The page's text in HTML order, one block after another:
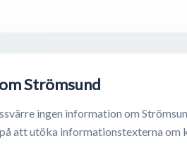
Strömsund
ingen information om
att utöka informationstexterna om